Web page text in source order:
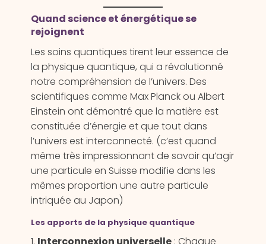
Quand science et énergétique se
rejoignent
Les soins quantiques tirent leur essence de
la physique quantique, qui a révolutionné
notre compréhension de l’univers. Des
scientifiques comme Max Planck ou Albert
Einstein ont démontré que la matière est
constituée d’énergie et que tout dans
l’univers est interconnecté. (c’est quand
même très impressionnant de savoir qu’agir
une particule en Suisse modifie dans les
mêmes proportion une autre particule
intriquée au Japon)
Les apports de la physique quantique
Interconnexion universelle: Chaque